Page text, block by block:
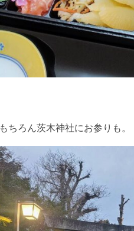
もちろん茨木神社にお参りも。